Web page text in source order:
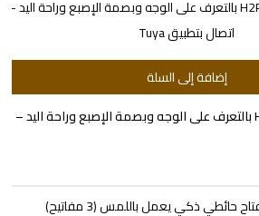
إضافة إلى السلة
قفل باب ذكي H2Pro بالتعرف على الوجه وبصمة الإصبع وراحة اليد –